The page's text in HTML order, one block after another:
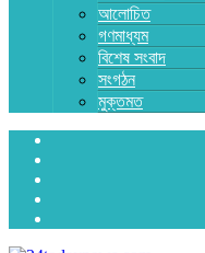
আলোচিত
গণমাধ্যম
বিশেষ সংবাদ
সংগঠন
মুক্তমত